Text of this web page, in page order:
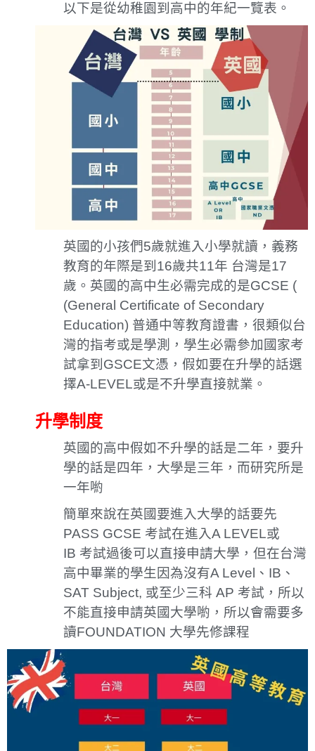
以下是從幼稚園到高中的年紀一覽表。
英國的小孩們5歲就進入小學就讀，義務
教育的年際是到16歲共11年 台灣是17
歲。英國的高中生必需完成的是GCSE (
(General Certificate of Secondary
Education) 普通中等教育證書，很類似台
灣的指考或是學測，學生必需參加國家考
試拿到GSCE文憑，假如要在升學的話選
擇A-LEVEL或是不升學直接就業。
升學制度
英國的高中假如不升學的話是二年，要升
學的話是四年，大學是三年，而研究所是
一年喲
簡單來說在英國要進入大學的話要先
PASS GCSE 考試在進入A LEVEL或
IB 考試過後可以直接申請大學，但在台灣
高中畢業的學生因為沒有A Level 、 IB 、
SAT Subject, 或至少三科 AP 考試，所以
不能直接申請英國大學喲，所以會需要多
讀FOUNDATION 大學先修課程